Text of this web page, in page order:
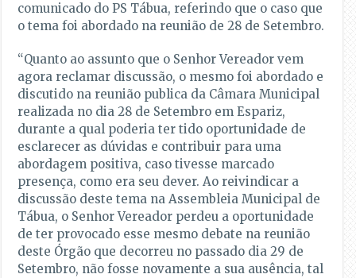
comunicado do PS Tábua, referindo que o caso que
o tema foi abordado na reunião de 28 de Setembro.
“Quanto ao assunto que o Senhor Vereador vem
agora reclamar discussão, o mesmo foi abordado e
discutido na reunião publica da Câmara Municipal
realizada no dia 28 de Setembro em Espariz,
durante a qual poderia ter tido oportunidade de
esclarecer as dúvidas e contribuir para uma
abordagem positiva, caso tivesse marcado
presença, como era seu dever. Ao reivindicar a
discussão deste tema na Assembleia Municipal de
Tábua, o Senhor Vereador perdeu a oportunidade
de ter provocado esse mesmo debate na reunião
deste Órgão que decorreu no passado dia 29 de
Setembro, não fosse novamente a sua ausência, tal